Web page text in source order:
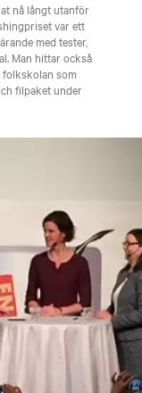
nå långt utanför
var ett
med tester,
Man hittar också
folkskolan som
filpaket under